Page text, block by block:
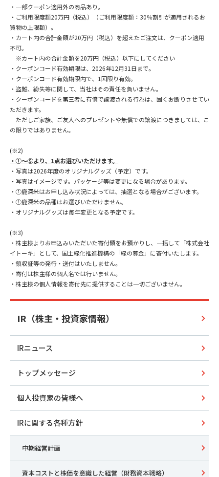
・一部クーポン適用外の商品あり。
・ご利用限度額20万円（税込）（ご利用限度額：30％割引が適用されるお
買物の上限額）。
・カート内の合計金額が20万円（税込）を超えたご注文は、クーポン適用
不可。
※カート内の合計金額を20万円（税込）以下にしてください
・クーポンコード有効期限は、2026年12月31日まで。
・クーポンコード有効期限内で、1回限り有効。
・盗難、紛失等に関して、当社はその責任を負いません。
・クーポンコードを第三者に有償で譲渡される行為は、固くお断りさせてい
ただきます。
ただしご家族、ご友人へのプレゼントや無償での譲渡につきましては、こ
の限りではありません。
(※2)
・①～⑤より、1点お選びいただけます。
・写真は2026年度のオリジナルグッズ（予定）です。
・写真はイメージです。パッケージ等は変更になる場合があります。
・①鹿深米はお申し込み状況によっては、抽選となる場合がございます。
・①鹿深米の品種はお選びいただけません。
・オリジナルグッズは毎年変更となる予定です。
(※3)
・株主様よりお申込みいただいた寄付額をお預かりし、一括して「株式会社
イトーキ」として、国土緑化推進機構の「緑の募金」に寄付いたします。
・領収証等の発行・送付はいたしません。
・寄付は株主様の個人名では行いません。
・株主様の個人情報を寄付先に提供することは一切ございません。
IR（株主・投資家情報）
IRニュース
トップメッセージ
個人投資家の皆様へ
IRに関する各種方針
中期経営計画
資本コストと株価を意識した経営（財務資本戦略）